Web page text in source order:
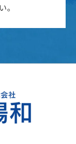
。